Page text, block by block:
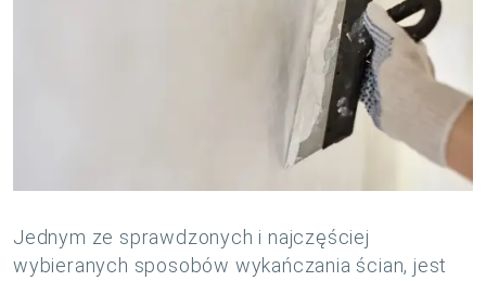
Jednym ze sprawdzonych i najczęściej
wybieranych sposobów wykańczania ścian, jest